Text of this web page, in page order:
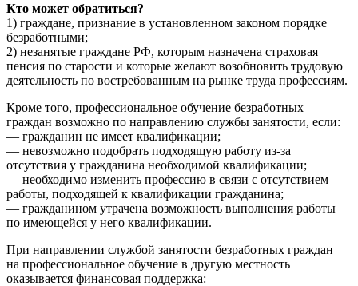
Кто может обратиться?
1) граждане, признание в установленном законом порядке
безработными;
2) незанятые граждане РФ, которым назначена страховая
пенсия по старости и которые желают возобновить трудовую
деятельность по востребованным на рынке труда профессиям.
Кроме того, профессиональное обучение безработных
граждан возможно по направлению службы занятости, если:
— гражданин не имеет квалификации;
— невозможно подобрать подходящую работу из-за
отсутствия у гражданина необходимой квалификации;
— необходимо изменить профессию в связи с отсутствием
работы, подходящей к квалификации гражданина;
— гражданином утрачена возможность выполнения работы
по имеющейся у него квалификации.
При направлении службой занятости безработных граждан
на профессиональное обучение в другую местность
оказывается финансовая поддержка: